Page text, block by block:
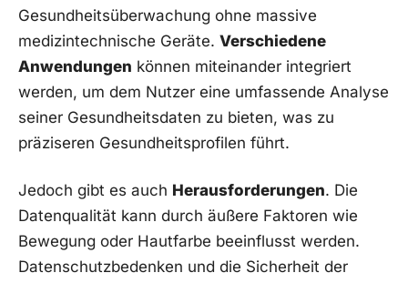
Gesundheitsüberwachung ohne massive
medizintechnische Geräte. Verschiedene
Anwendungen können miteinander integriert
werden, um dem Nutzer eine umfassende Analyse
seiner Gesundheitsdaten zu bieten, was‍ zu
präziseren Gesundheitsprofilen führt.
Jedoch gibt es auch Herausforderungen. Die
Datenqualität kann durch ⁢äußere Faktoren⁢ wie
Bewegung oder Hautfarbe‌ beeinflusst werden.
Datenschutzbedenken ⁢und die Sicherheit der